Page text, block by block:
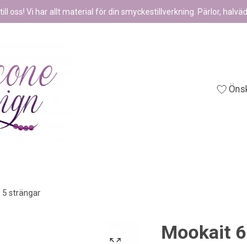
oss! Vi har allt material för din smyckestillverkning. Pärlor,
5 strängar
Mookait